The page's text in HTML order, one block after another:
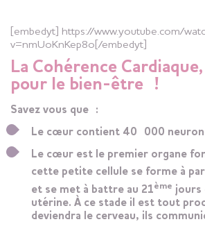
[embedyt] https://www.youtube.com/
v=nmUoKnKep8o[/embedyt]
La Cohérence
pour le bien-être !
Savez vous que :
Le cœur contient 40 000
Le cœur est le premier organe
cette petite cellule se forme à
et se met à battre au 21ème jours
utérine. À ce stade il est tout
deviendra le cerveau, ils